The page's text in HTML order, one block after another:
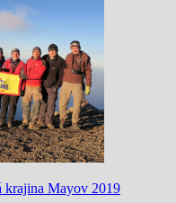
krajina Mayov 2019